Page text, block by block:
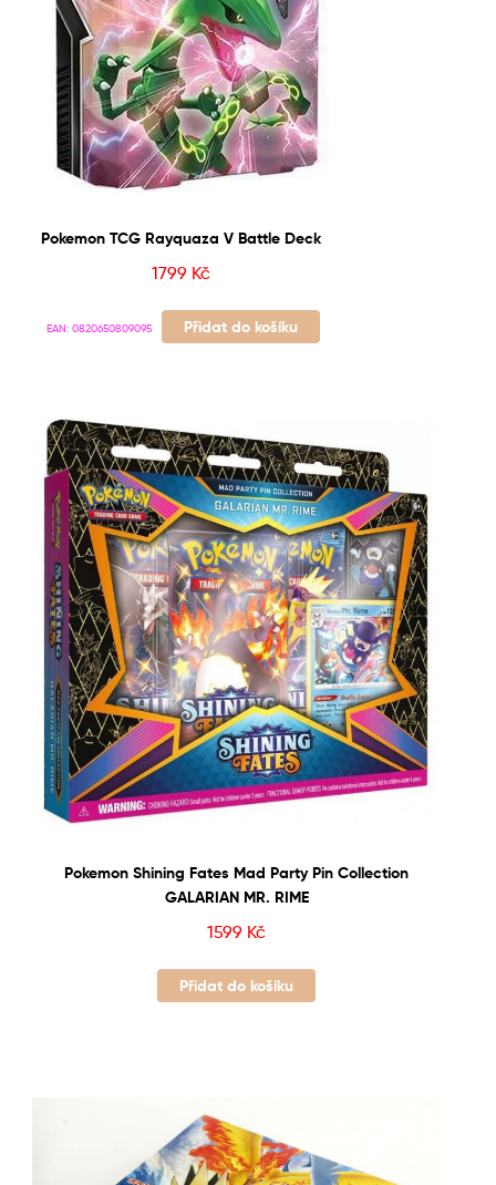
Pokemon TCG Rayquaza V Battle Deck
1799 Kč
EAN: 0820650809095 Přidat do košíku
Pokemon Shining Fates Mad Party Pin Collection
GALARIAN MR. RIME
1599 Kč
Přidat do košíku